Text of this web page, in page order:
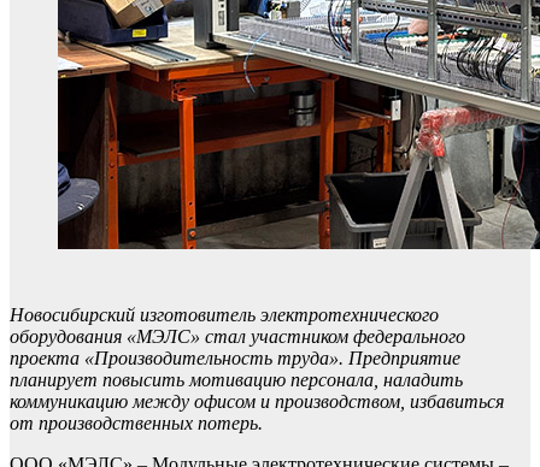
Новосибирский изготовитель электротехнического
оборудования «МЭЛС» стал участником федерального
проекта «Производительность труда». Предприятие
планирует повысить мотивацию персонала, наладить
коммуникацию между офисом и производством, избавиться
от производственных потерь.